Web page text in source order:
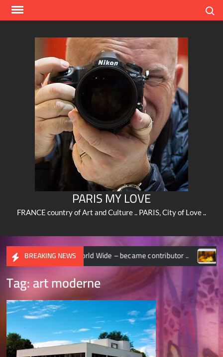
Skip
PARIS MY LOVE
FRANCE country of Art and Culture .. PARIS, City of Love ..
BREAKING NEWS
GEOGRAPHIC World Wide – became contributor ..
Tag:art moderne